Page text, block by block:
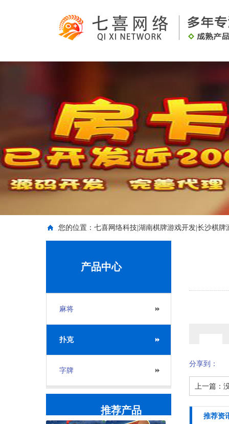
您的位置： 七喜网络科技|湖南棋牌游戏开发|长沙棋牌
产品中心
麻将
扑克
字牌
推荐产品
分享到：
上一篇：
推荐资